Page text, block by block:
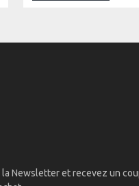
Newsletter et recevez un